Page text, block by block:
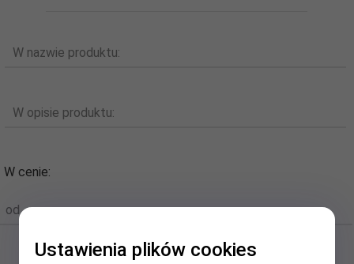
W nazwie produktu:
W opisie produktu:
W cenie:
od
Ustawienia plików cookies